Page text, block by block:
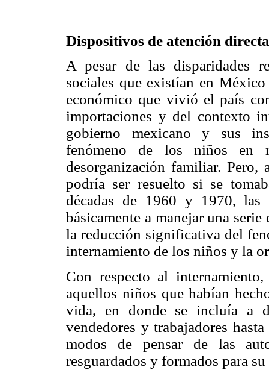
Dispositivos de atención
A pesar de las disparidades
sociales que existían en
económico que vivió el país
importaciones y del contexto
gobierno mexicano y sus
fenómeno de los niños en
desorganización familiar. Pero,
podría ser resuelto si se
décadas de 1960 y 1970, las
básicamente a manejar una
la reducción significativa del
internamiento de los niños y la
Con respecto al
aquellos niños que habían
vida, en donde se incluía a
vendedores y trabajadores
modos de pensar de las
resguardados y formados para